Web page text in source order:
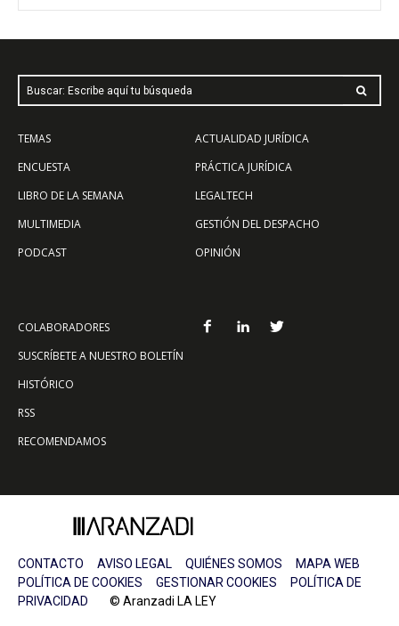
Buscar: Escribe aquí tu búsqueda
TEMAS
ENCUESTA
LIBRO DE LA SEMANA
MULTIMEDIA
PODCAST
ACTUALIDAD JURÍDICA
PRÁCTICA JURÍDICA
LEGALTECH
GESTIÓN DEL DESPACHO
OPINIÓN
COLABORADORES
SUSCRÍBETE A NUESTRO BOLETÍN
HISTÓRICO
RSS
RECOMENDAMOS
CONTACTO AVISO LEGAL QUIÉNES SOMOS
MAPA WEB
POLÍTICA DE COOKIES
GESTIONAR COOKIES
POLÍTICA DE
PRIVACIDAD © Aranzadi LA LEY